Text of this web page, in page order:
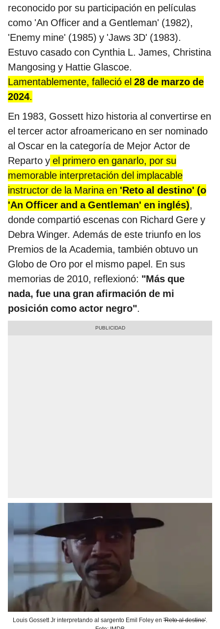
reconocido por su participación en películas
como 'An Officer and a Gentleman' (1982),
'Enemy mine' (1985) y 'Jaws 3D' (1983).
Estuvo casado con Cynthia L. James, Christina
Mangosing y Hattie Glascoe.
Lamentablemente, falleció el 28 de marzo de
2024.
En 1983, Gossett hizo historia al convertirse en
el tercer actor afroamericano en ser nominado
al Oscar en la categoría de Mejor Actor de
Reparto y el primero en ganarlo, por su
memorable interpretación del implacable
instructor de la Marina en 'Reto al destino' (o
'An Officer and a Gentleman' en inglés),
donde compartió escenas con Richard Gere y
Debra Winger. Además de este triunfo en los
Premios de la Academia, también obtuvo un
Globo de Oro por el mismo papel. En sus
memorias de 2010, reflexionó: "Más que
nada, fue una gran afirmación de mi
posición como actor negro".
Louis Gossett Jr interpretando al sargento Emil Foley en 'Reto al destino'